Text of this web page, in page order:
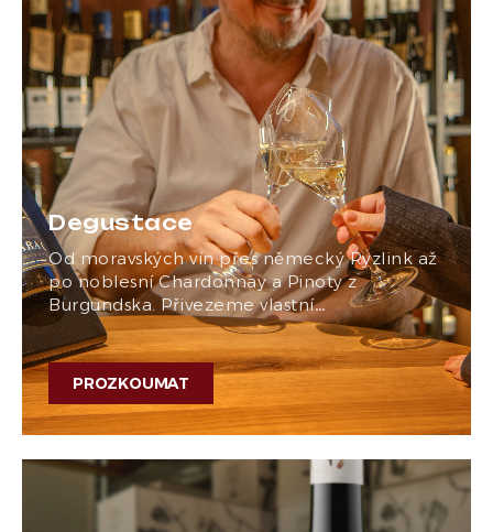
Degustace
Od moravských vín přes německý Ryzlink až
po noblesní Chardonnay a Pinoty z
Burgundska. Přivezeme vlastní…
PROZKOUMAT